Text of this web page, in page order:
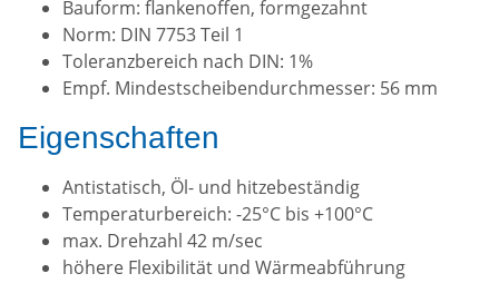
Bauform: flankenoffen, formgezahnt
Norm: DIN 7753 Teil 1
Toleranzbereich nach DIN: 1%
Empf. Mindestscheibendurchmesser: 56 mm
Eigenschaften
Antistatisch, Öl- und hitzebeständig
Temperaturbereich: -25°C bis +100°C
max. Drehzahl 42 m/sec
höhere Flexibilität und Wärmeabführung